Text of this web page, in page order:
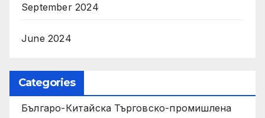
September 2024
June 2024
Categories
Българо-Китайска Търговско-промишлена